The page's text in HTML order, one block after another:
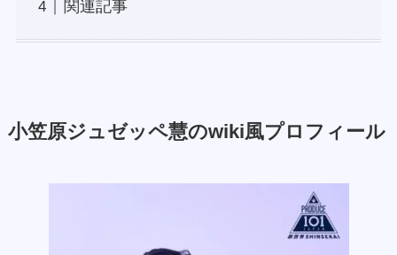
関連記事
小笠原ジュゼッペ慧のwiki風プロフィール